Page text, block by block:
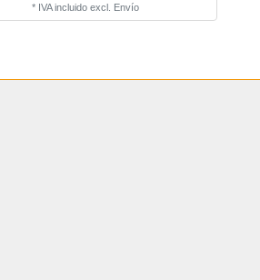
* IVA incluido excl. Envío